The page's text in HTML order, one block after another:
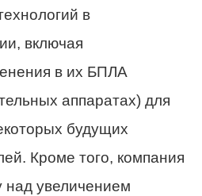
в
включая
в их БПЛА
аппаратах) для
будущих
Кроме того, компания
над увеличением